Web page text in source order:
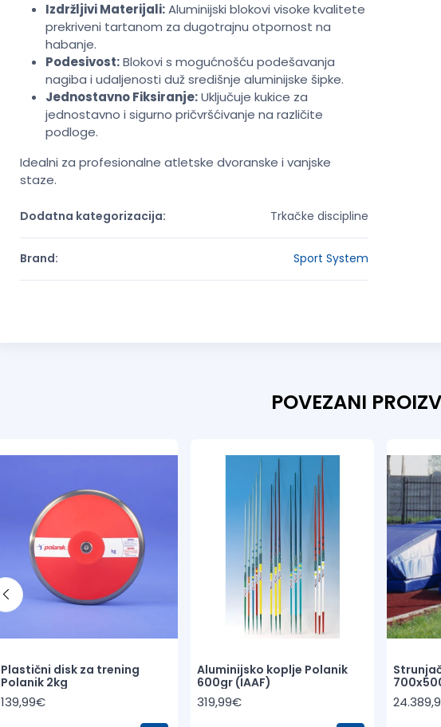
Izdržljivi Materijali:Aluminijski blokovi visoke kvalitete
prekriveni tartanom za dugotrajnu otpornost na
habanje.
Podesivost:Blokovi s mogućnošću podešavanja
nagiba i udaljenosti duž središnje aluminijske šipke.
Jednostavno Fiksiranje:Uključuje kukice za
jednostavno i sigurno pričvršćivanje na različite
podloge.
Idealni za profesionalne atletske dvoranske i vanjske
staze.
Dodatna kategorizacija: Trkačke discipline
Brand: Sport System
POVEZANI
Plastični disk za trening
Polanik 2kg
139,99€
Aluminijsko koplje Polanik
600gr (IAAF)
319,99€